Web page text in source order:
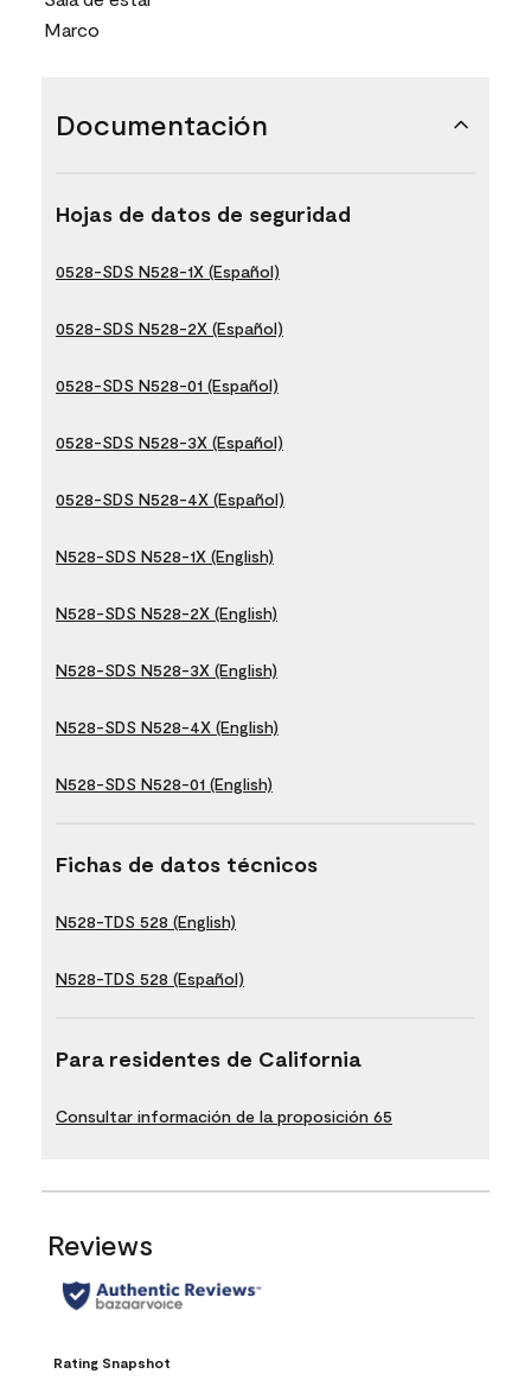
Marco
Documentación
Hojas de datos de seguridad
0528-SDS N528-1X (Español)
0528-SDS N528-2X (Español)
0528-SDS N528-01 (Español)
0528-SDS N528-3X (Español)
0528-SDS N528-4X (Español)
N528-SDS N528-1X (English)
N528-SDS N528-2X (English)
N528-SDS N528-3X (English)
N528-SDS N528-4X (English)
N528-SDS N528-01 (English)
Fichas de datos técnicos
N528-TDS 528 (English)
N528-TDS 528 (Español)
Para residentes de California
Consultar información de la proposición 65
Reviews
Rating Snapshot